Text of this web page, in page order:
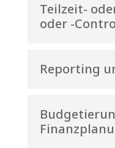
Teilzeit-
oder -
Reporting